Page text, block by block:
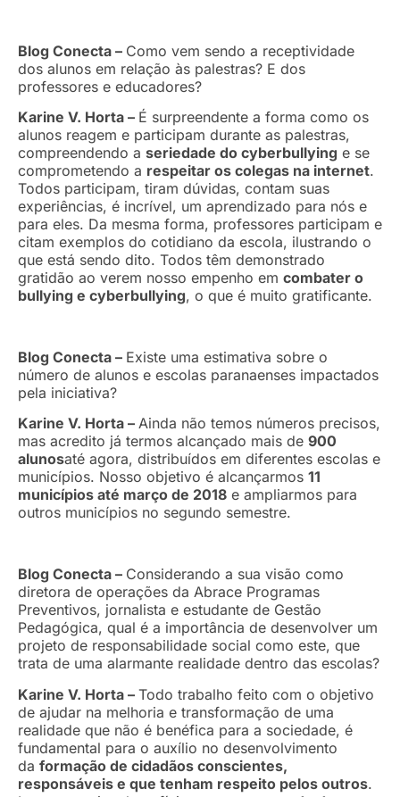
Blog Conecta – Como vem sendo a receptividade
dos alunos em relação às palestras? E dos
professores e educadores?
Karine V. Horta – É surpreendente a forma como os
alunos reagem e participam durante as palestras,
compreendendo a seriedade do cyberbullying e se
comprometendo a respeitar os colegas na internet.
Todos participam, tiram dúvidas, contam suas
experiências, é incrível, um aprendizado para nós e
para eles. Da mesma forma, professores participam e
citam exemplos do cotidiano da escola, ilustrando o
que está sendo dito. Todos têm demonstrado
gratidão ao verem nosso empenho em combater o
bullying e cyberbullying, o que é muito gratificante.
Blog Conecta – Existe uma estimativa sobre o
número de alunos e escolas paranaenses impactados
pela iniciativa?
Karine V. Horta – Ainda não temos números precisos,
mas acredito já termos alcançado mais de 900
alunosaté agora, distribuídos em diferentes escolas e
municípios. Nosso objetivo é alcançarmos 11
municípios até março de 2018 e ampliarmos para
outros municípios no segundo semestre.
Blog Conecta – Considerando a sua visão como
diretora de operações da Abrace Programas
Preventivos, jornalista e estudante de Gestão
Pedagógica, qual é a importância de desenvolver um
projeto de responsabilidade social como este, que
trata de uma alarmante realidade dentro das escolas?
Karine V. Horta – Todo trabalho feito com o objetivo
de ajudar na melhoria e transformação de uma
realidade que não é benéfica para a sociedade, é
fundamental para o auxílio no desenvolvimento
da formação de cidadãos conscientes,
responsáveis e que tenham respeito pelos outros.